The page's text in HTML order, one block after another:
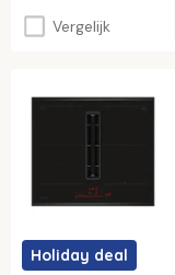
Vergelijk
Holiday deal